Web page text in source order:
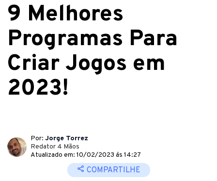
9 Melhores
Programas Para
Criar Jogos em
2023!
Por: Jorge Torrez
Redator 4 Mãos
Atualizado em: 10/02/2023 ás 14:27
COMPARTILHE